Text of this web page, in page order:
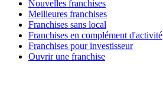
Nouvelles franchises
Meilleures franchises
Franchises sans local
Franchises en complément d'activité
Franchises pour investisseur
Ouvrir une franchise